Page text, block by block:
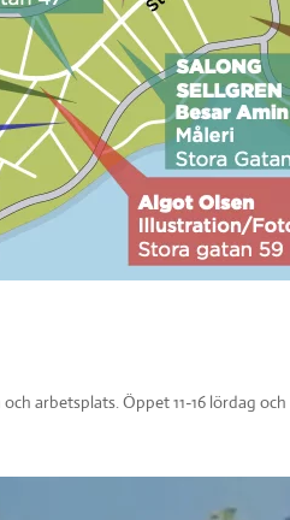
arbetsplats. Öppet 11-16 lördag och